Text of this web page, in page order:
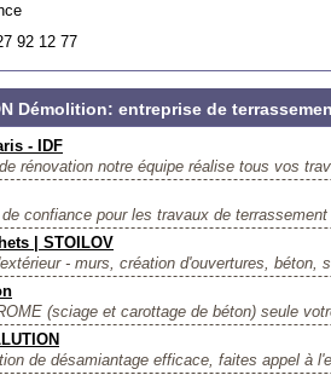
92 12 77
Démolition: entreprise de
- IDF
rénovation notre équipe réalise tous vos
confiance pour les travaux de
| STOILOV
- murs, création d'ouvertures, béton,
(sciage et carottage de béton) seule
de désamiantage efficace, faites appel à